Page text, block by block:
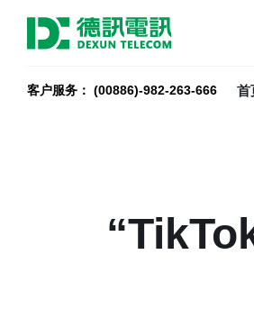
客户服务： (00886)-982-263-666 首